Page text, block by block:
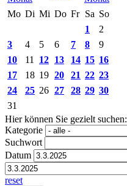
Mo Di Mi Do Fr Sa So
1
2
3
4 5 6 7 8
9
10
11 12 13 14 15 16
17
18 19 20 21 22 23
24
25 26 27 28 29 30
31
Hier können Sie gezielt suchen:
Kategorie
Suchwort
Datum
reset